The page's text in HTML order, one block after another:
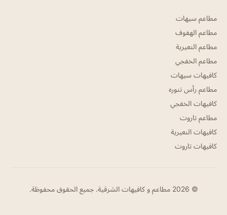
مطاعم سيهات
مطاعم الهفوف
مطاعم النعيرية
مطاعم الخفجي
كافيهات سيهات
مطاعم رأس تنوره
كافيهات الخفجي
مطاعم تاروت
كافيهات النعيرية
كافيهات تاروت
© 2026 مطاعم و كافيهات الشرقية. جميع الحقوق محفوظة.